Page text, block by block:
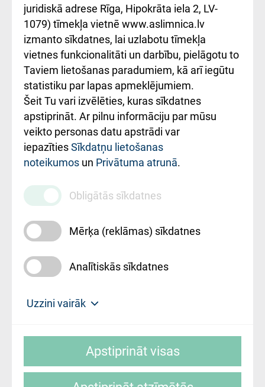
kārtība
Kā pie mums nokļūt
Rēķinu apmaksas
ceļvedis
Rekvizīti un
ārstniecības
iestādes kods
010000234
Maksas
pakalpojumu
cenrādis
Україною
juridiskā adrese Rīga, Hipokrāta iela 2, LV-
1079) tīmekļa vietnē www.aslimnica.lv
izmanto sīkdatnes, lai uzlabotu tīmekļa
vietnes funkcionalitāti un darbību, pielāgotu to
Taviem lietošanas paradumiem, kā arī iegūtu
statistiku par lapas apmeklējumiem.
Šeit Tu vari izvēlēties, kuras sīkdatnes
apstiprināt. Ar pilnu informāciju par mūsu
veikto personas datu apstrādi var
iepazītiesSīkdatņu lietošanas
noteikumos un Privātuma atrunā.
Obligātās sīkdatnes
Mērķa (reklāmas) sīkdatnes
Analītiskās sīkdatnes
Uzzini vairāk
slimnīca, turpmāk – Pārzinis, sīkdatņu
Apstiprināt visas